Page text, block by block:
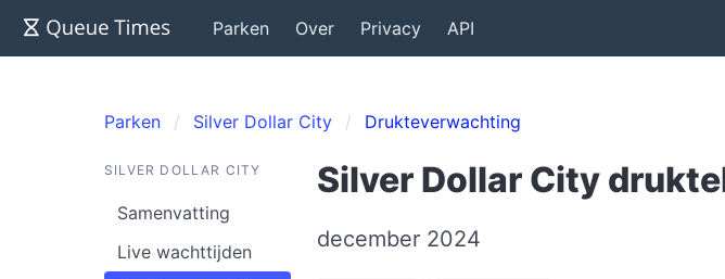
Parken Over Privacy API
Parken Silver Dollar City Drukteverwachting
SILVER DOLLAR CITY
Samenvatting
Live wachttijden
Silver Dollar City
december 2024